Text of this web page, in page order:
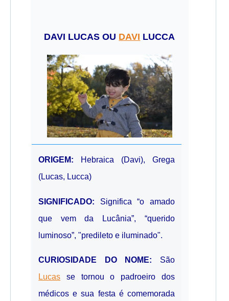
DAVI LUCAS OU DAVI LUCCA
ORIGEM: Hebraica (Davi), Grega
(Lucas, Lucca)
SIGNIFICADO: Significa “o amado
que vem da Lucânia”, “querido
luminoso”, "predileto e iluminado".
CURIOSIDADE DO NOME: São
Lucas se tornou o padroeiro dos
médicos e sua festa é comemorada